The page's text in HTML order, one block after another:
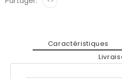
Caractéristiques